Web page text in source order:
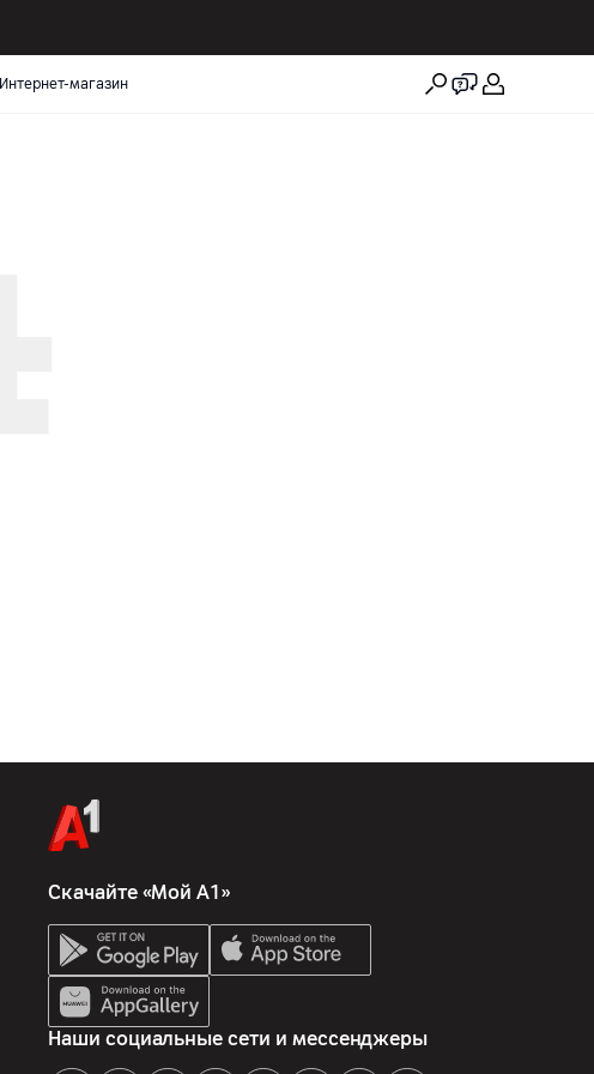
Интернет-магазин
Скачайте «Мой А1»
Наши социальные сети и мессенджеры